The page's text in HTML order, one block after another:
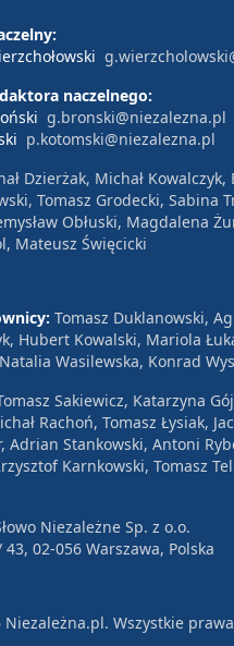
naczelnego:
g.bronski@niezalezna.pl
p.kotomski@niezalezna.pl
Dzierżak, Michał
Tomasz Grodecki, Sabina
Obłuski, Magdalena
Mateusz Święcicki
Tomasz Duklanowski,
Hubert Kowalski, Mariola
Wasilewska, Konrad
Sakiewicz, Katarzyna
Rachoń, Tomasz Łysiak,
Adrian Stankowski, Antoni
Karnkowski, Tomasz
Niezależne Sp. z o.o.
02-056 Warszawa, Polska
Wszystkie